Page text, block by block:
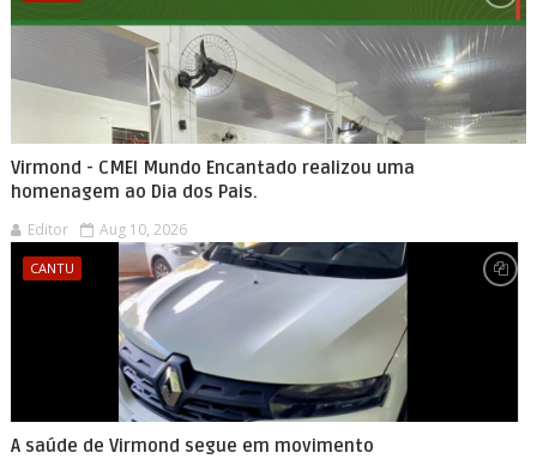
Virmond - CMEI Mundo Encantado realizou uma
homenagem ao Dia dos Pais.
Editor Aug 10, 2026
CANTU
A saúde de Virmond segue em movimento